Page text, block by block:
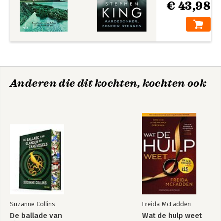
€ 43,98
Anderen die dit kochten, kochten ook
Suzanne Collins
De ballade van
Freida McFadden
Wat de hulp weet